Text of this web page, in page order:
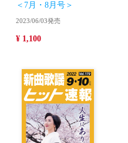
＜7月・8月号＞
2023/06/03発売
¥ 1,100